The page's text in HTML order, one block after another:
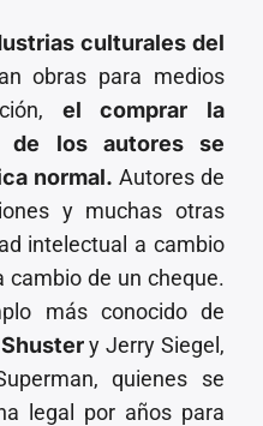
culturales del
obras para medios
el comprar la
de los autores se
normal. Autores de
y muchas otras
intelectual a cambio
cambio de un cheque.
más conocido de
y Jerry Siegel,
quienes se
legal por años para